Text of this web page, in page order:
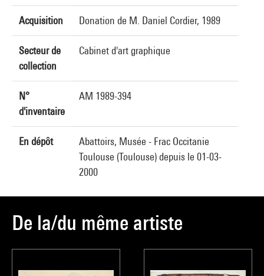
Acquisition Donation de M. Daniel Cordier, 1989
Secteur de
collection
Cabinet d'art graphique
N°
d'inventaire
AM 1989-394
En dépôt
Abattoirs, Musée - Frac Occitanie
Toulouse (Toulouse) depuis le 01-03-
2000
De la/du même artiste